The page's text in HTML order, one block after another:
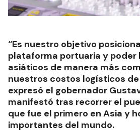
“Es nuestro objetivo
plataforma portuaria y poder
asiáticos de manera más
nuestros costos logísticos
expresó el gobernador
manifestó tras recorrer el
que fue el primero en Asia y
importantes del mundo.